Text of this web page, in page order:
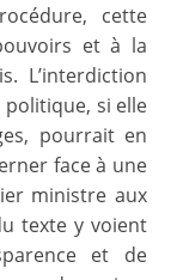
cette
et à la
L’interdiction
si elle
pourrait en
face à une
ministre aux
texte y voient
et de